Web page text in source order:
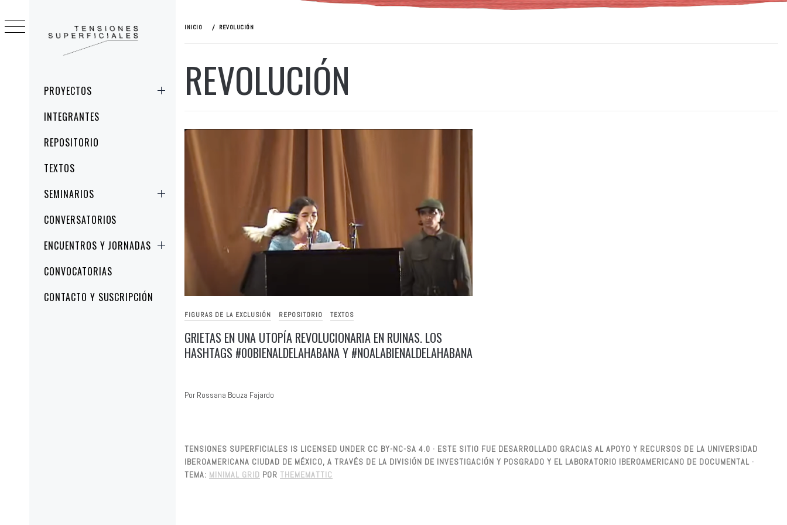
principalPROYECTOS
INTEGRANTES
REPOSITORIO
TEXTOS
SEMINARIOS
CONVERSATORIOS
ENCUENTROS Y JORNADAS
CONVOCATORIAS
CONTACTO Y SUSCRIPCIÓN
al
contenido
INICIO REVOLUCIÓN
REVOLUCIÓN
FIGURAS DE LA EXCLUSIÓN REPOSITORIO TEXTOS
GRIETAS EN UNA UTOPÍA REVOLUCIONARIA EN RUINAS. LOS
HASHTAGS #00BIENALDELAHABANA Y #NOALABIENALDELAHABANA
Por Rossana Bouza Fajardo
TENSIONES SUPERFICIALES IS LICENSED UNDER CC BY-NC-SA 4.0 · ESTE SITIO FUE DESARROLLADO GRACIAS AL APOYO Y RECURSOS DE LA UNIVERSIDAD
IBEROAMERICANA CIUDAD DE MÉXICO, A TRAVÉS DE LA DIVISIÓN DE INVESTIGACIÓN Y POSGRADO Y EL LABORATORIO IBEROAMERICANO DE DOCUMENTAL ·
TEMA: MINIMAL GRID POR THEMEMATTIC